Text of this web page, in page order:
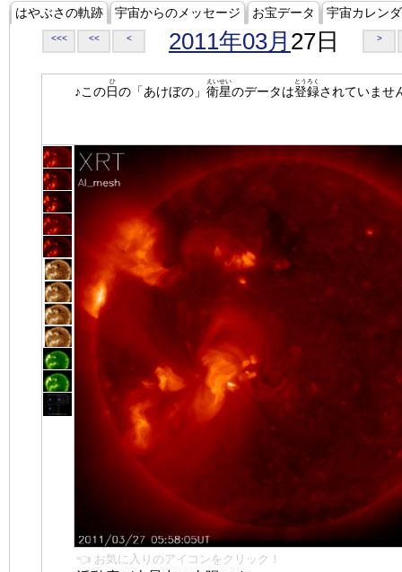
はやぶさの軌跡 宇宙からのメッセージ お宝データ 宇宙カレン
<<< << < 2011年03月 27日 >
♪この日
ひ
の「あけぼの」 衛星
えいせい
のデータは登録
とうろく
されていませ
👈 お気に入りのアイコンをクリック！